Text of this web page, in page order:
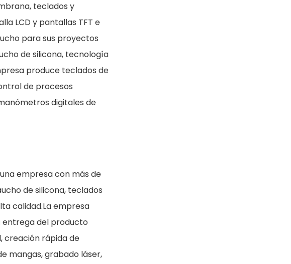
teclados y
LCD y pantallas TFT e
para sus proyectos
de silicona, tecnología
produce teclados de
de procesos
digitales de
empresa con más de
de silicona, teclados
calidad.La empresa
entrega del producto
creación rápida de
mangas, grabado láser,